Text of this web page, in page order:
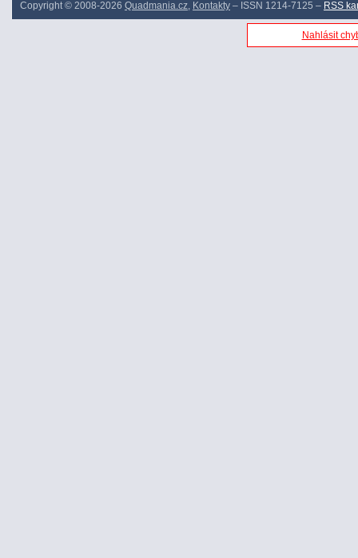
Copyright © 2008-2026 Quadmania.cz, Kontakty – ISSN 1214-7125 – RSS
Nahlásit